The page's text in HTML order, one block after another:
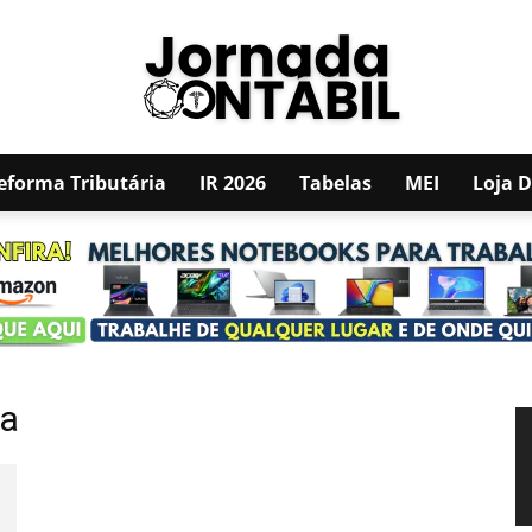
JORNADA
Tributária IR 2026 Tabelas MEI Loja